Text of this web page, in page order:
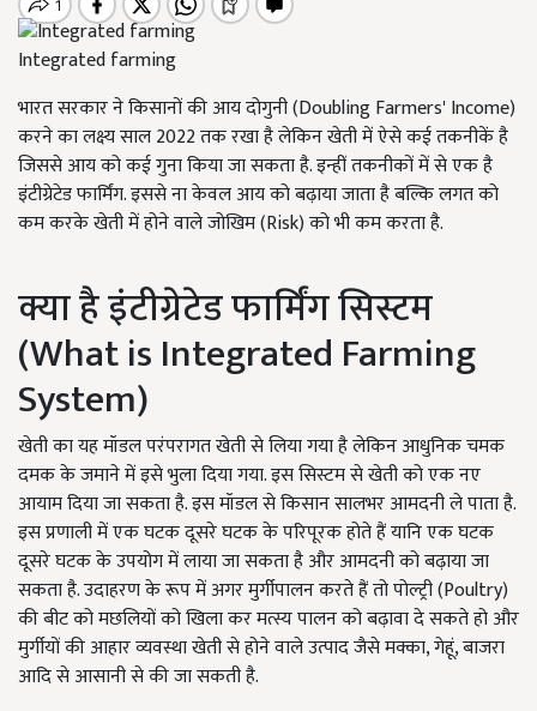
Integrated farming
भारत सरकार ने किसानों की आय दोगुनी (Doubling Farmers' Income)
करने का लक्ष्य साल 2022 तक रखा है लेकिन खेती में ऐसे कई तकनीकें है
जिससे आय को कई गुना किया जा सकता है. इन्हीं तकनीकों में से एक है
इंटीग्रेटेड फार्मिंग. इससे ना केवल आय को बढ़ाया जाता है बल्कि लगत को
कम करके खेती में होने वाले जोखिम (Risk) को भी कम करता है.
क्या है इंटीग्रेटेड फार्मिंग सिस्टम
(What is Integrated Farming
System)
खेती का यह मॉडल परंपरागत खेती से लिया गया है लेकिन आधुनिक चमक
दमक के जमाने में इसे भुला दिया गया. इस सिस्टम से खेती को एक नए
आयाम दिया जा सकता है. इस मॉडल से किसान सालभर आमदनी ले पाता है.
इस प्रणाली में एक घटक दूसरे घटक के परिपूरक होते हैं यानि एक घटक
दूसरे घटक के उपयोग में लाया जा सकता है और आमदनी को बढ़ाया जा
सकता है. उदाहरण के रूप में अगर मुर्गीपालन करते हैं तो पोल्ट्री (Poultry)
की बीट को मछलियों को खिला कर मत्स्य पालन को बढ़ावा दे सकते हो और
मुर्गीयों की आहार व्यवस्था खेती से होने वाले उत्पाद जैसे मक्का, गेहूं, बाजरा
आदि से आसानी से की जा सकती है.